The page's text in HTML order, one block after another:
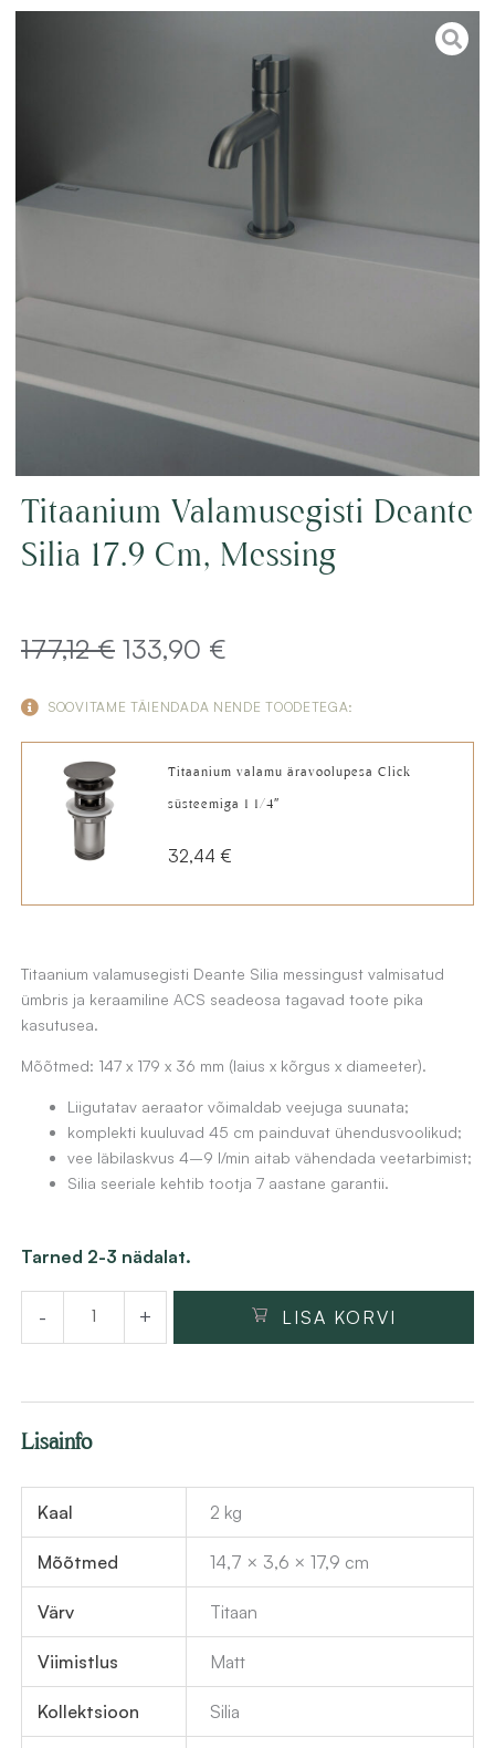
Titaanium Valamusegisti Deante
Silia 17.9 Cm, Messing
177,12€ Algne
hind
oli:
177,12 €.
133,90 €
price
is:
133,90 €.
SOOVITAME TÄIENDADA NENDE TOODETEGA:
Titaanium valamu äravoolupesa Click
süsteemiga 1 1/4″
32,44 €
Titaanium valamusegisti Deante Silia messingust valmisatud
ümbris ja keraamiline ACS seadeosa tagavad toote pika
kasutusea.
Mõõtmed: 147 x 179 x 36 mm (laius x kõrgus x diameeter).
Liigutatav aeraator võimaldab veejuga suunata;
komplekti kuuluvad 45 cm painduvat ühendusvoolikud;
vee läbilaskvus 4–9 l/min aitab vähendada veetarbimist;
Silia seeriale kehtib tootja 7 aastane garantii.
Tarned 2-3 nädalat.
-
Titaanium
valamusegisti
Deante
Silia
messing
+ LISA KORVI
Lisainfo
Kaal 2 kg
Mõõtmed 14,7 × 3,6 × 17,9 cm
Värv Titaan
Viimistlus Matt
Kollektsioon Silia